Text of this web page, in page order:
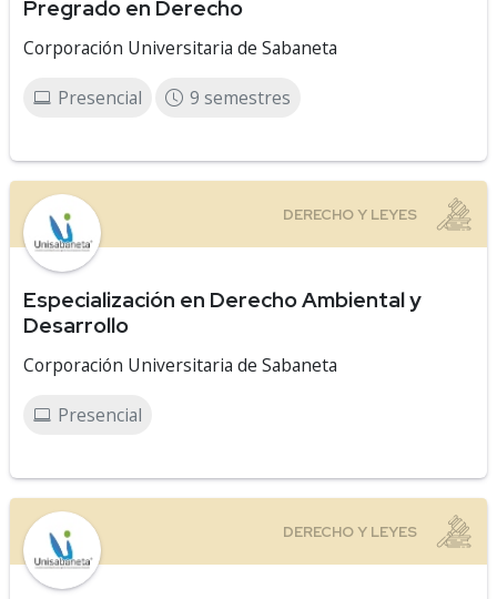
Pregrado en Derecho
Corporación Universitaria de Sabaneta
Presencial 9 semestres
Especialización en Derecho Ambiental y
Desarrollo
Corporación Universitaria de Sabaneta
Presencial